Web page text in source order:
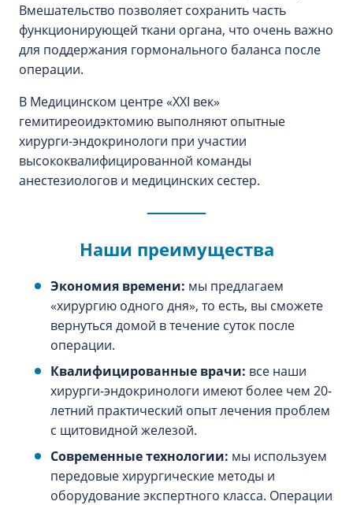
Вмешательство позволяет сохранить часть
функционирующей ткани органа, что очень важно
для поддержания гормонального баланса после
операции.
В Медицинском центре «XXI век»
гемитиреоидэктомию выполняют опытные
хирурги-эндокринологи при участии
высококвалифицированной команды
анестезиологов и медицинских сестер.
Наши преимущества
Экономия времени: мы предлагаем
«хирургию одного дня», то есть, вы сможете
вернуться домой в течение суток после
операции.
Квалифицированные врачи: все наши
хирурги-эндокринологи имеют более чем 20-
летний практический опыт лечения проблем
с щитовидной железой.
Современные технологии: мы используем
передовые хирургические методы и
оборудование экспертного класса. Операции